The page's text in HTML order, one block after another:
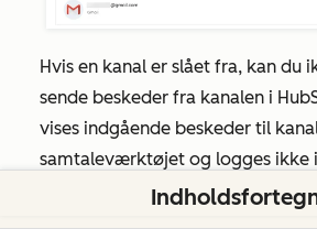
Hvis en kanal er slået fra, kan du
sende beskeder fra kanalen i
vises indgående beskeder til
samtaleværktøjet og logges ikke